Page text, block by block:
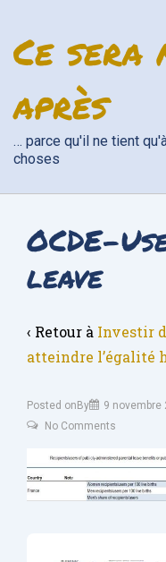
passer
au
principal
Ce sera
après
… parce qu'il ne tient
choses
OCDE-
leave
‹ Retour à Investir
atteindre l’égalité
Posted onBy 9 novembre
No Comments